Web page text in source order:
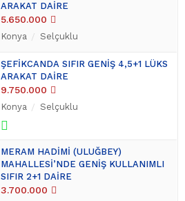
ARAKAT DAİRE
5.650.000
Konya Selçuklu
ŞEFİKCANDA SIFIR GENİŞ 4,5+1 LÜKS
ARAKAT DAİRE
9.750.000
Konya Selçuklu
MERAM HADİMİ (ULUĞBEY)
MAHALLESİ’NDE GENİŞ KULLANIMLI
SIFIR 2+1 DAİRE
3.700.000